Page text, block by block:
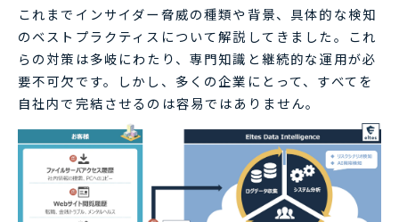
これまでインサイダー脅威の種類や背景、具体的な検知
のベストプラクティスについて解説してきました。これ
らの対策は多岐にわたり、専門知識と継続的な運用が必
要不可欠です。しかし、多くの企業にとって、すべてを
自社内で完結させるのは容易ではありません。